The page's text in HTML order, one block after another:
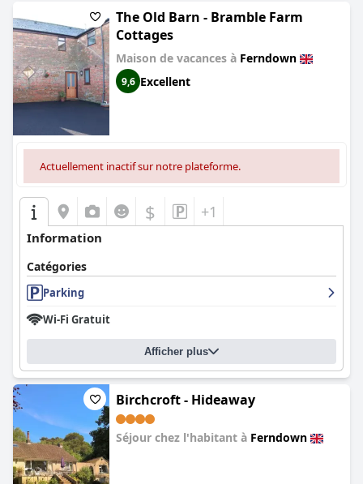
The Old Barn - Bramble Farm
Cottages
Maison de vacances à Ferndown
9,6 Excellent
Actuellement inactif sur notre plateforme.
$ +1
Information
Catégories
Parking
Wi-Fi Gratuit
Afficher plus
Birchcroft - Hideaway
Séjour chez l'habitant à Ferndown